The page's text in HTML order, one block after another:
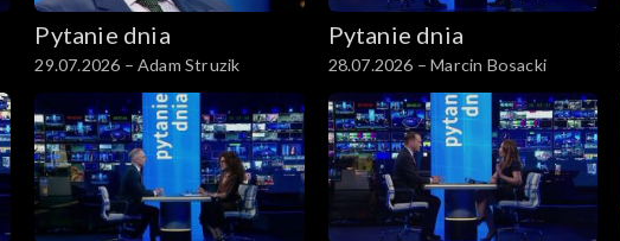
Pytanie dnia
29.07.2026 – Adam Struzik
Pytanie dnia
28.07.2026 – Marcin Bosacki